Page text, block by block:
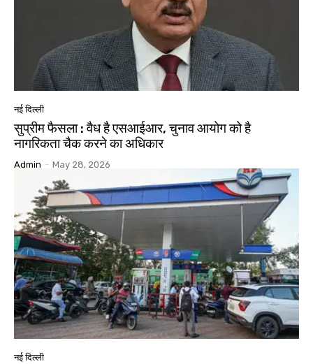
नई दिल्ली
सुप्रीम फैसला : वैध है एसआईआर, चुनाव आयोग को है
नागरिकता चैक करने का अधिकार
Admin - May 28, 2026
नई दिल्ली